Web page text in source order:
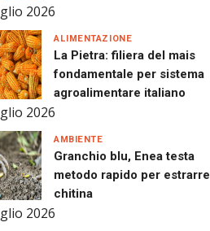
2026
La Pietra: filiera del mais
fondamentale per sistema
agroalimentare italiano
2026
ALIMENTAZIONE
Granchio blu, Enea testa
metodo rapido per estrarre
chitina
2026
AMBIENTE